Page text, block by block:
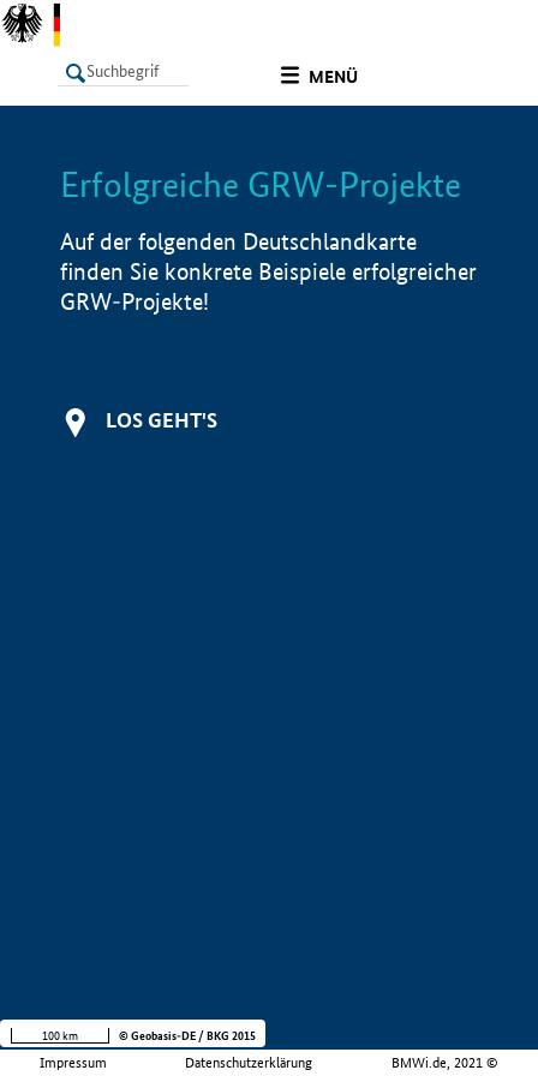
MENÜ
LISTE Info
Erfolgreiche GRW-Projekte
Auf der folgenden Deutschlandkarte
finden Sie konkrete Beispiele erfolgreicher
GRW-Projekte!
LOS GEHT'S
Impressum Datenschutzerklärung BMWi.de, 2021 ©
100 km © Geobasis-DE / BKG 2015